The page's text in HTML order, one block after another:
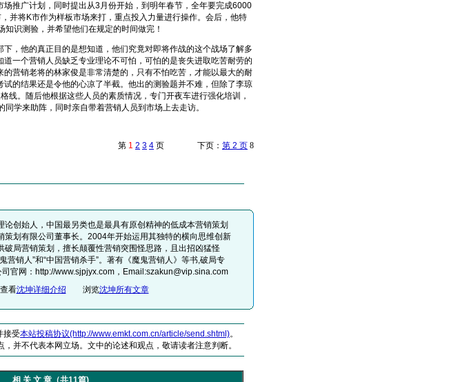
场推广计划，同时提出从3月份开始，到明年春节，全年要完成6000
并将K市作为样板市场来打，重点投入力量进行操作。会后，他特
识测验，并希望他们在规定的时间做完！
他的真正目的是想知道，他们究竟对即将作战的这个战场了解多
一个营销人员缺乏专业理论不可怕，可怕的是丧失进取吃苦耐劳的
营销老将的林家俊是非常清楚的，只有不怕吃苦，才能以最大的耐
的结果还是令他的心凉了半截。他出的测验题并不难，但除了李琼
线。随后他根据这些人员的素质情况，专门开夜车进行强化培训，
学来助阵，同时亲自带着营销人员到市场上去走访。
第 1 2 3 4 页 下页： 第 2 页 8
论创始人，中国最另类也是最具有原创精神的低成本营销策划
策划有限公司董事长。2004年开始运用其独特的横向思维创新
破局营销策划，擅长颠覆性营销突围怪思路，且出招凶猛怪
营销人”和“中国营销杀手”。著有《魔鬼营销人》等书,破局专
官网：http://www.sjpjyx.com，Email:szakun@vip.sina.com
查看沈坤详细介绍 浏览沈坤所有文章
接受本站投稿协议(http://www.emkt.com.cn/article/send.shtml)。
并不代表本网立场。文中的论述和观点，敬请读者注意判断。
相 关 文 章（共11篇)